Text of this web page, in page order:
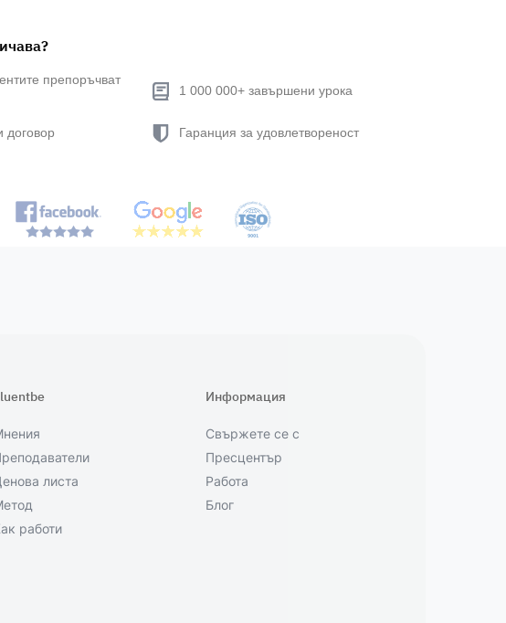
препоръчват
1 000 000+ завършени урока
договор Гаранция за удовлетвореност
листа
работи
Информация
Свържете се с
Пресцентър
Работа
Блог